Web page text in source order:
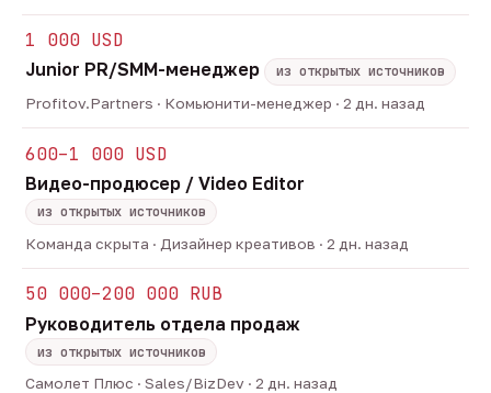
1 000 USD
Junior PR/SMM-менеджер
из открытых источников
Profitov.Partners · Комьюнити-менеджер · 2 дн. назад
600–1 000 USD
Видео-продюсер / Video Editor
из открытых источников
Команда скрыта · Дизайнер креативов · 2 дн. назад
50 000–200 000 RUB
Руководитель отдела продаж
из открытых источников
Самолет Плюс · Sales/BizDev · 2 дн. назад